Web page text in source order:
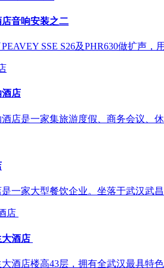
音响安装之二
SSE S26及PHR630做扩声
酒店
店是一家集旅游度假、商务会议、
一家大型餐饮企业。坐落于武汉武
酒店
酒店楼高43层，拥有全武汉最具特